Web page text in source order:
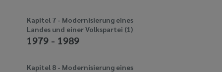
1979 - 1989
Kapitel 7 - Modernisierung eines
Landes und einer Volkspartei (1)
Kapitel 8 - Modernisierung eines